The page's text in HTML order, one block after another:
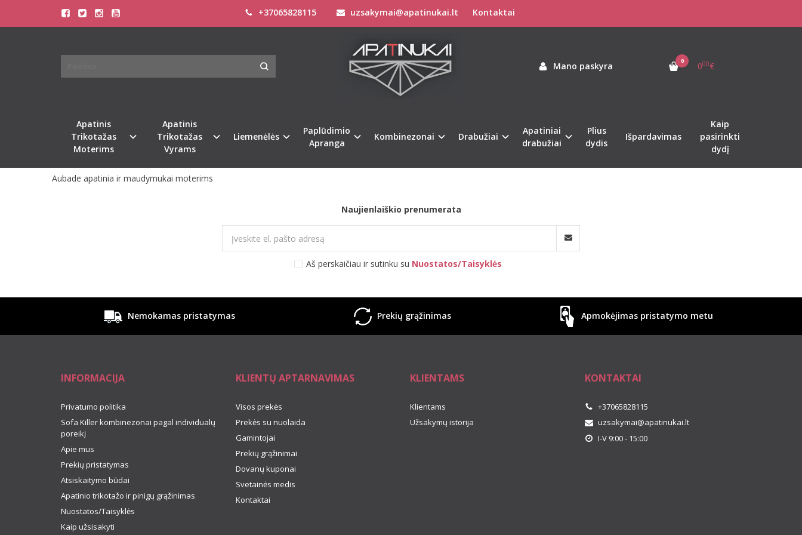
+37065828115 uzsakymai@apatinukai.lt Kontaktai
Mano paskyra 0 000€
Apatinis
Trikotažas
Moterims
Apatinis
Trikotažas
Vyrams
Liemenėlės
Paplūdimio
Apranga
Kombinezonai Drabužiai
Apatiniai
drabužiai
Plius
dydis
Išpardavimas
Kaip
pasirinkti
dydį
AUBADE
Atsiprašome, tačiau pasirinkto gamintojo prekių šiuo metu neturime!
GRĮŽTI
Aubade apatinia ir maudymukai moterims
Naujienlaiškio prenumerata
Aš perskaičiau ir sutinku su Nuostatos/Taisyklės
Nemokamas pristatymas Prekių grąžinimas Apmokėjimas pristatymo metu
INFORMACIJA
Privatumo politika
Sofa Killer kombinezonai pagal individualų
poreikį
Apie mus
Prekių pristatymas
Atsiskaitymo būdai
Apatinio trikotažo ir pinigų grąžinimas
Nuostatos/Taisyklės
Kaip užsisakyti
KLIENTŲ APTARNAVIMAS
Visos prekės
Prekės su nuolaida
Gamintojai
Prekių grąžinimai
Dovanų kuponai
Svetainės medis
Kontaktai
KLIENTAMS
Klientams
Užsakymų istorija
KONTAKTAI
+37065828115
uzsakymai@apatinukai.lt
I-V 9:00 - 15:00